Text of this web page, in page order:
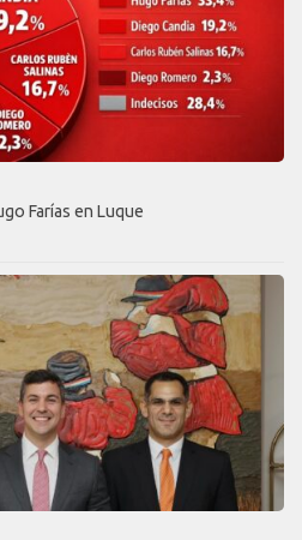
Farías en Luque